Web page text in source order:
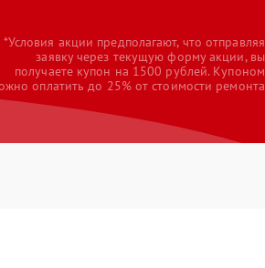
*Условия акции предполагают, что отправляя
заявку через текущую форму акции, вы
получаете купон на 1500 рублей. Купоном
оплатить до 25% от стоимости ремонта